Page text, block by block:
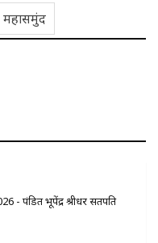
महासमुंद
- पंडित भूपेंद्र श्रीधर सतपति